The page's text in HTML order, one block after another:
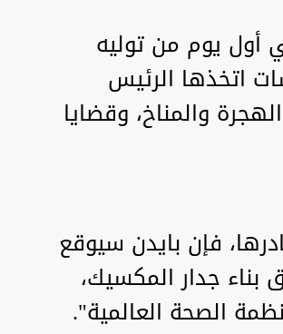
أول يوم من توليه
اتخذها الرئيس
والمناخ، وقضايا
فإن بايدن سيوقع
جدار المكسيك،
الصحة العالمية".